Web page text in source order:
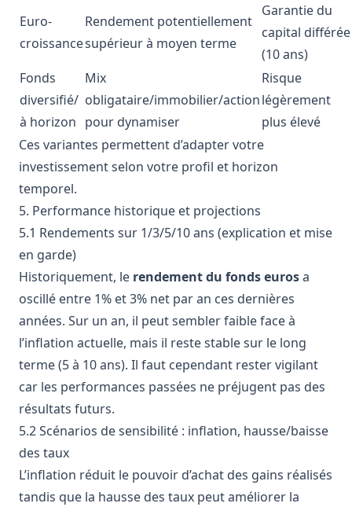
Euro-
croissance
Rendement potentiellement
supérieur à moyen terme
Garantie du
capital différée
(10 ans)
Fonds
diversifié/
à horizon
Mix
obligataire/immobilier/action
pour dynamiser
Risque
légèrement
plus élevé
Ces variantes permettent d’adapter votre
investissement selon votre profil et horizon
temporel.
5. Performance historique et projections
5.1 Rendements sur 1/3/5/10 ans (explication et mise
en garde)
Historiquement, le rendement du fonds eurosa
oscillé entre 1% et 3% net par an ces dernières
années. Sur un an, il peut sembler faible face à
l’inflation actuelle, mais il reste stable sur le long
terme (5 à 10 ans). Il faut cependant rester vigilant
car les performances passées ne préjugent pas des
résultats futurs.
5.2 Scénarios de sensibilité : inflation, hausse/baisse
des taux
L’inflation réduit le pouvoir d’achat des gains réalisés
tandis que la hausse des taux peut améliorer la